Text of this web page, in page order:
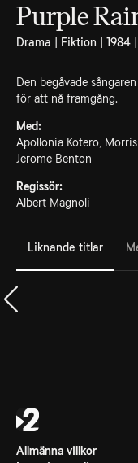
Purple
Drama | Fiktion | 1984
Den begåvade
för att nå framgång.
Med:
Apollonia Kotero, Morris
Jerome Benton
Regissör:
Albert Magnoli
Liknande titlar
Allmänna villkor